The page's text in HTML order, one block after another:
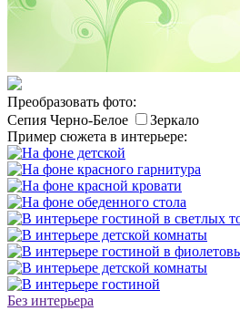
Преобразовать фото:
Сепия Черно-Белое
Зеркало
Пример сюжета в интерьере:
Без интерьера